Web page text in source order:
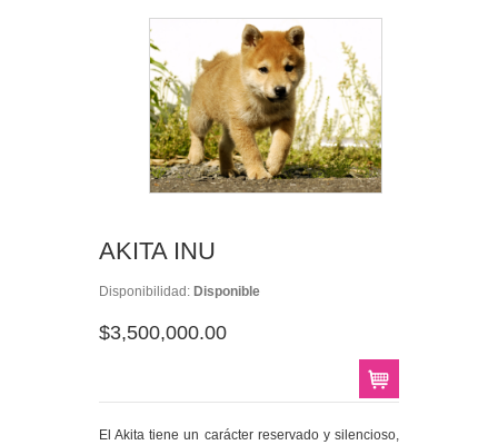
AKITA INU
Disponibilidad: Disponible
$3,500,000.00
El Akita tiene un carácter reservado y silencioso,